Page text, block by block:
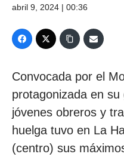
abril 9, 2024 | 00:36
Convocada por el
protagonizada en
jóvenes obreros y
huelga tuvo en La
(centro) sus